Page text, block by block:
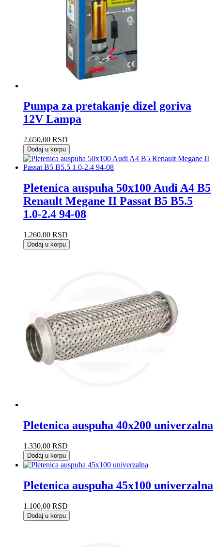
Pumpa za pretakanje dizel goriva
12V Lampa
2.650,00 RSD
Dodaj u korpu
Pletenica auspuha 50x100 Audi A4 B5
Renault Megane II Passat B5 B5.5
1.0-2.4 94-08
1.260,00 RSD
Dodaj u korpu
Pletenica auspuha 40x200 univerzalna
1.330,00 RSD
Dodaj u korpu
Pletenica auspuha 45x100 univerzalna
1.100,00 RSD
Dodaj u korpu